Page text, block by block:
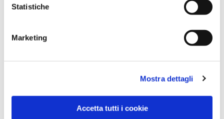
Statistiche
Marketing
Mostra dettagli
Accetta tutti i cookie